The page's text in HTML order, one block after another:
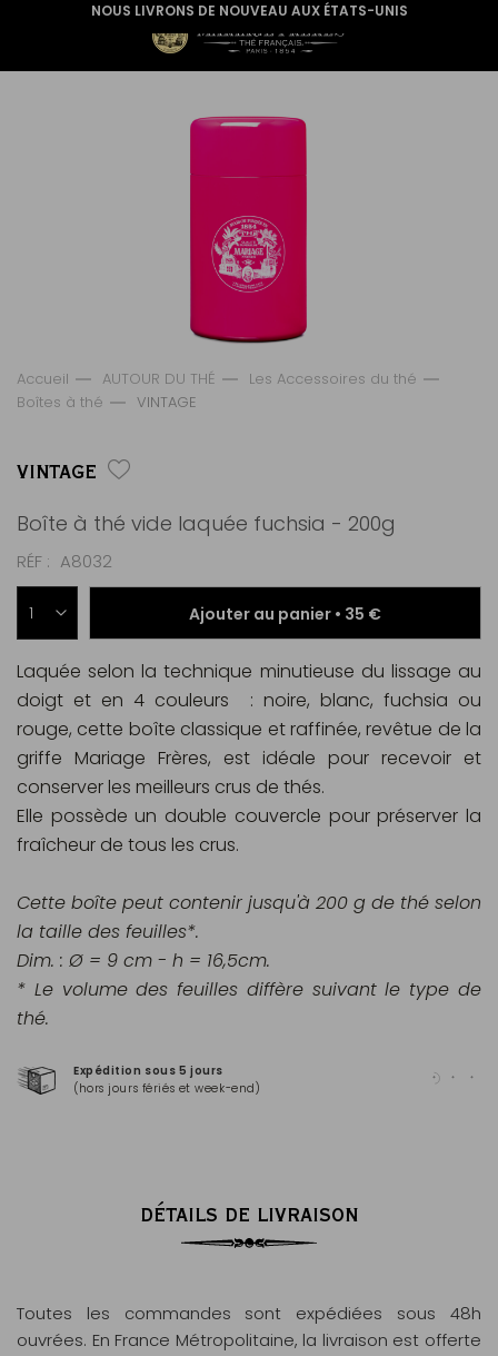
NOUS LIVRONS DE NOUVEAU AUX ÉTATS-UNIS
Accueil AUTOUR DU THÉ
Les Accessoires du thé
Boîtes à thé
VINTAGE
VINTAGE
Boîte à thé vide laquée fuchsia - 200g
RÉF A8032
Ajouter au panier • 35 €
Expédition sous 5 jours
(hors jours fériés et week-end)
Laquée selon la technique minutieuse du lissage au
doigt et en 4 couleurs : noire, blanc, fuchsia ou
rouge, cette boîte classique et raffinée, revêtue de la
griffe Mariage Frères, est idéale pour recevoir et
conserver les meilleurs crus de thés.
Elle possède un double couvercle pour préserver la
fraîcheur de tous les crus.
Cette boîte peut contenir jusqu'à 200 g de thé selon
la taille des feuilles*.
Dim. : Ø = 9 cm - h = 16,5cm.
* Le volume des feuilles diffère suivant le type de
thé.
DÉTAILS DE LIVRAISON
Toutes les commandes sont expédiées sous 48h
ouvrées. En France Métropolitaine, la livraison est offerte